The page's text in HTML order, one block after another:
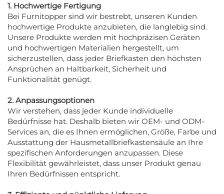
1. Hochwertige Fertigung
Bei Furnitopper sind wir bestrebt, unseren Kunden
hochwertige Produkte anzubieten, die langlebig sind.
Unsere Produkte werden mit hochpräzisen Geräten
und hochwertigen Materialien hergestellt, um
sicherzustellen, dass jeder Briefkasten den höchsten
Ansprüchen an Haltbarkeit, Sicherheit und
Funktionalität genügt.
2. Anpassungsoptionen
Wir verstehen, dass jeder Kunde individuelle
Bedürfnisse hat. Deshalb bieten wir OEM- und ODM-
Services an, die es Ihnen ermöglichen, Größe, Farbe und
Ausstattung der Hausmetallbriefkastensäule an Ihre
spezifischen Anforderungen anzupassen. Diese
Flexibilität gewährleistet, dass unser Produkt genau
Ihren Bedürfnissen entspricht.